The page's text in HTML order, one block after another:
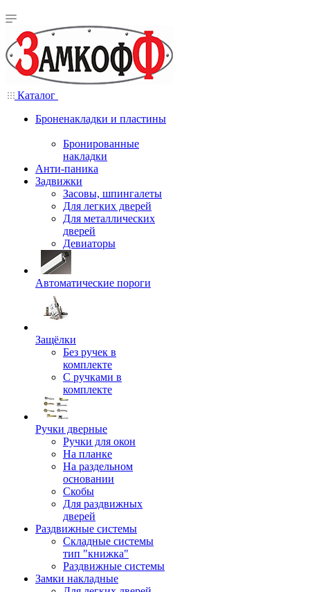
Каталог
Броненакладки и пластины
Бронированные
накладки
Анти-паника
Задвижки
Засовы, шпингалеты
Для легких дверей
Для металлических
дверей
Девиаторы
Автоматические пороги
Защёлки
Без ручек в
комплекте
С ручками в
комплекте
Ручки дверные
Ручки для окон
На планке
На раздельном
основании
Скобы
Для раздвижных
дверей
Раздвижные системы
Складные системы
тип "книжка"
Раздвижные системы
Замки накладные